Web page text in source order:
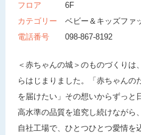
フロア
6F
カテゴリー
ベビー＆キッズファ
電話番号
098-867-8192
＜赤ちゃんの城＞のものづくり
らはじまりました。「赤ちゃんの
を届けたい」その想いからずっと
高水準の品質を追究し続けながら
自社工場で、ひとつひとつ愛情を